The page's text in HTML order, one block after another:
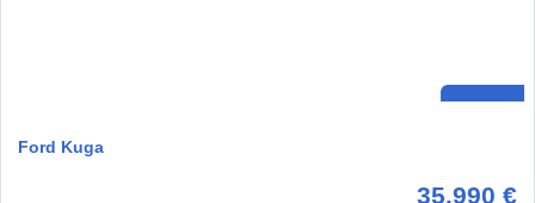
Ford Kuga
35.990 €